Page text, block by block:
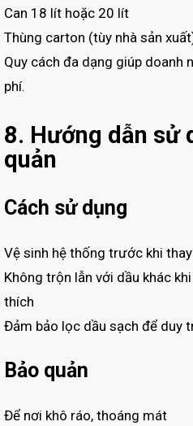
Can 18 lít hoặc 20 lít
Thùng carton (tùy nhà sản
Quy cách đa dạng giúp doanh
phí.
8. Hướng dẫn sử
quản
Cách sử dụng
Vệ sinh hệ thống trước khi
Không trộn lẫn với dầu khác
thích
Đảm bảo lọc dầu sạch để duy
Bảo quản
Để nơi khô ráo, thoáng mát